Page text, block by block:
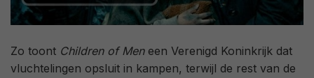
Zo toont Children of Meneen Verenigd Koninkrijk dat
vluchtelingen opsluit in kampen, terwijl de rest van de